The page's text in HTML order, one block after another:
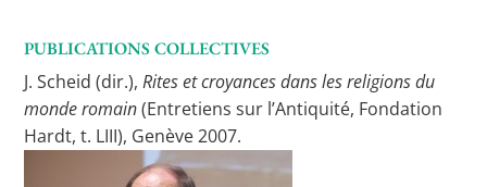
PUBLICATIONS COLLECTIVES
J. Scheid (dir.),Rites et croyances dans les religions du
monde romain(Entretiens sur l’Antiquité, Fondation
Hardt, t. LIII), Genève 2007.